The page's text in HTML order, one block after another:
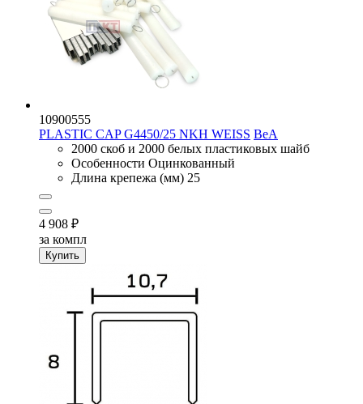
10900555
PLASTIC CAP G4450/25 NKH WEISS BeA
2000 скоб и 2000 белых пластиковых шайб
Особенности Оцинкованный
Длина крепежа (мм) 25
4 908 ₽
за компл
Купить